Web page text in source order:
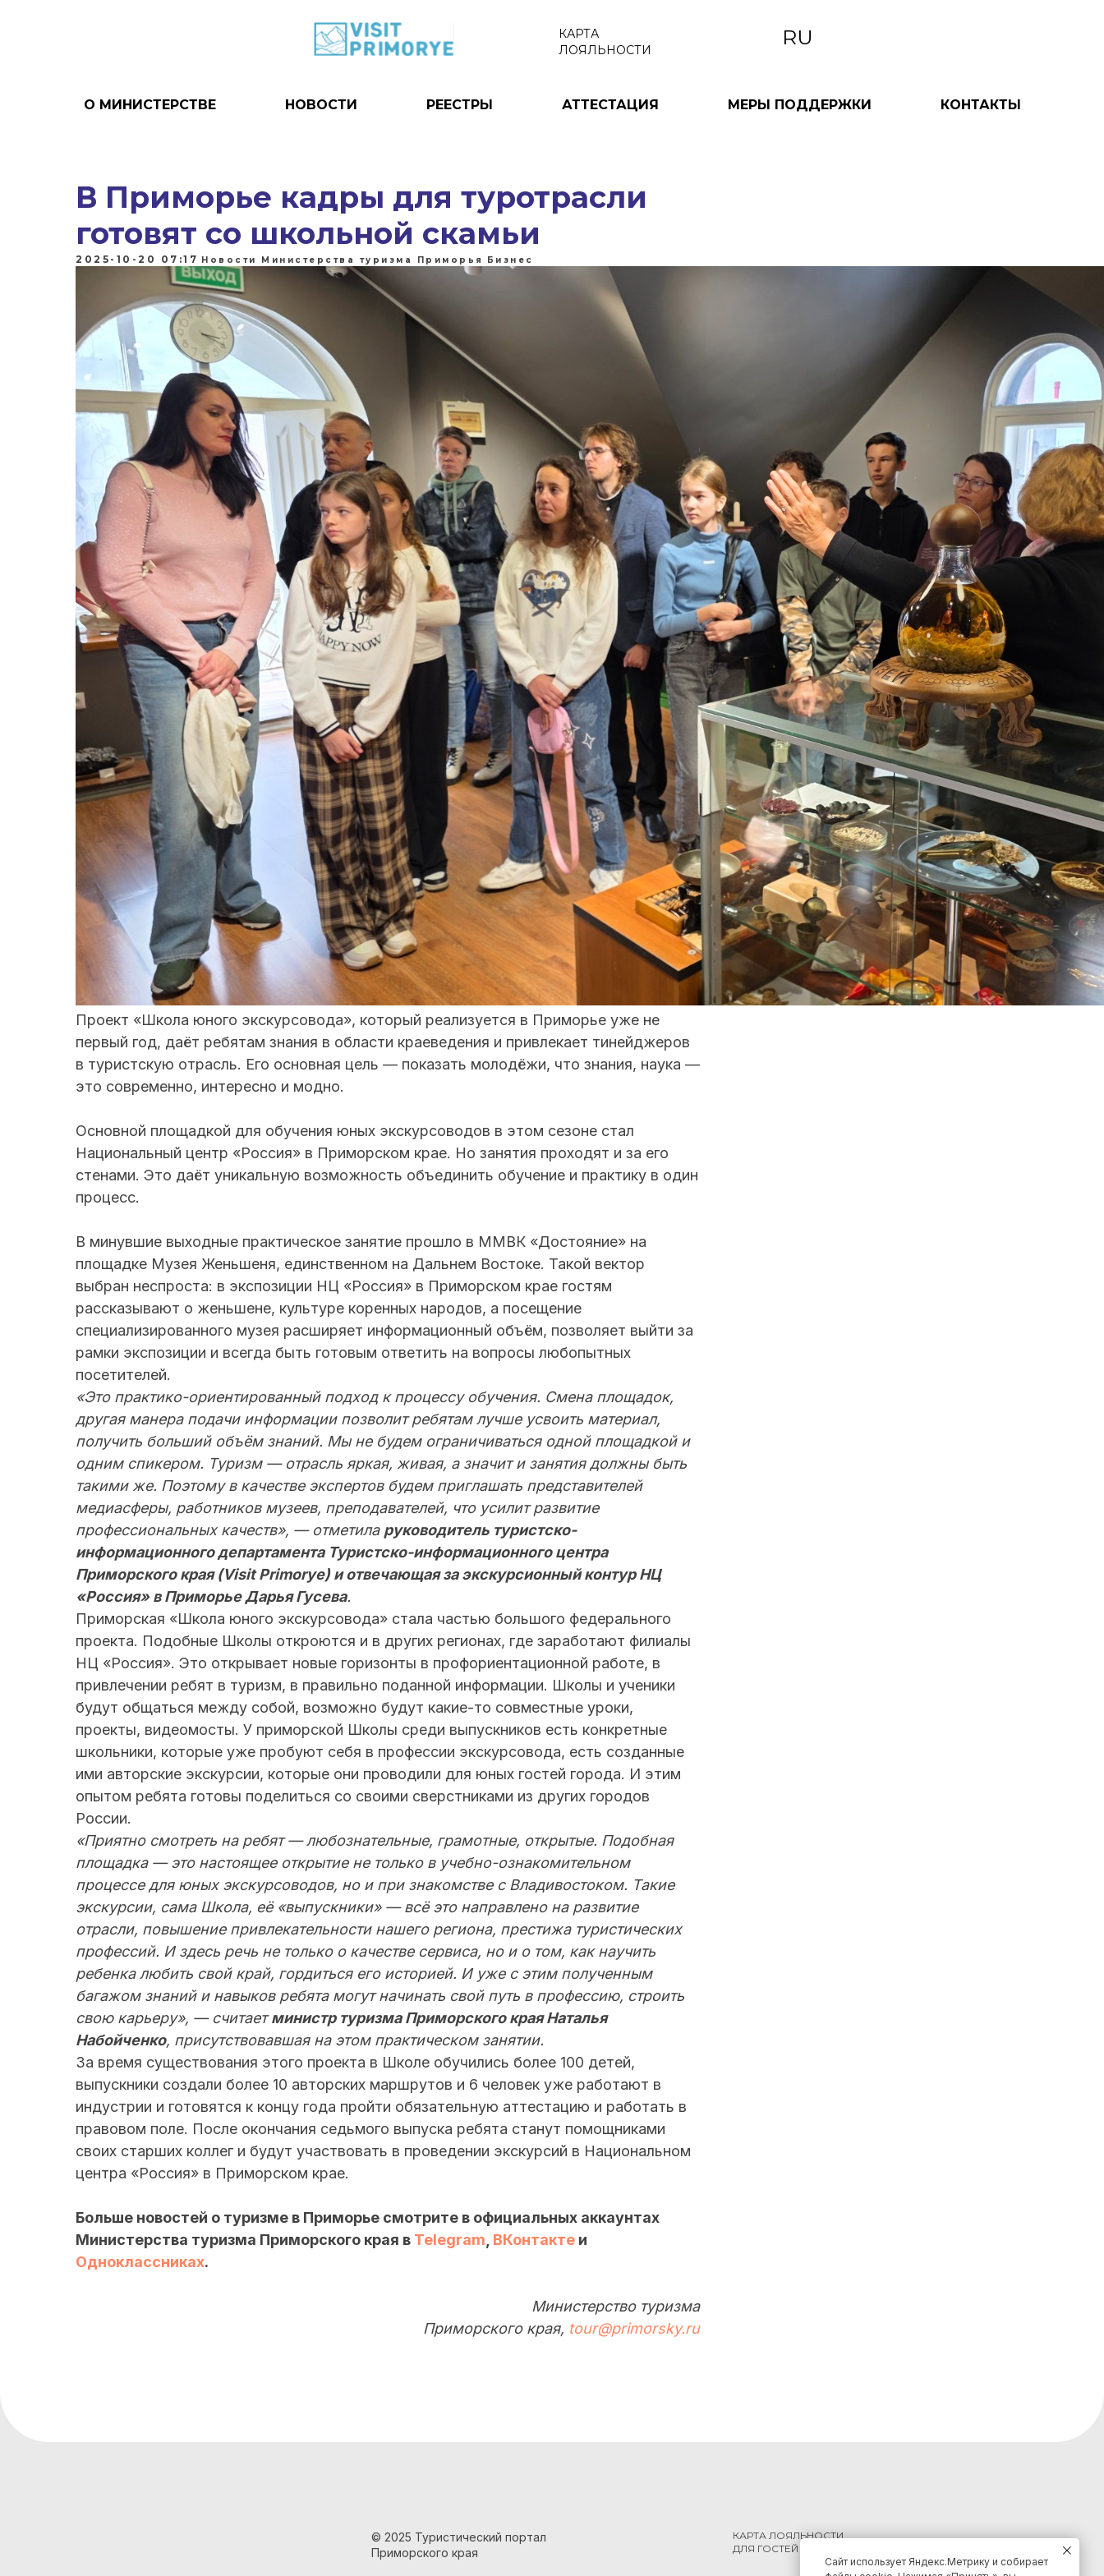
RU
КАРТА
ЛОЯЛЬНОСТИ
О МИНИСТЕРСТВЕ НОВОСТИ РЕЕСТРЫ АТТЕСТАЦИЯ МЕРЫ ПОДДЕРЖКИ КОНТАКТЫ
В Приморье кадры для туротрасли
готовят со школьной скамьи
2025-10-20 07:17 Новости Министерства туризма Приморья Бизнес
Проект «Школа юного экскурсовода», который реализуется в Приморье уже не
первый год, даёт ребятам знания в области краеведения и привлекает тинейджеров
в туристскую отрасль. Его основная цель — показать молодёжи, что знания, наука —
это современно, интересно и модно.
Основной площадкой для обучения юных экскурсоводов в этом сезоне стал
Национальный центр «Россия» в Приморском крае. Но занятия проходят и за его
стенами. Это даёт уникальную возможность объединить обучение и практику в один
процесс.
В минувшие выходные практическое занятие прошло в ММВК «Достояние» на
площадке Музея Женьшеня, единственном на Дальнем Востоке. Такой вектор
выбран неспроста: в экспозиции НЦ «Россия» в Приморском крае гостям
рассказывают о женьшене, культуре коренных народов, а посещение
специализированного музея расширяет информационный объём, позволяет выйти за
рамки экспозиции и всегда быть готовым ответить на вопросы любопытных
посетителей.
«Это практико-ориентированный подход к процессу обучения. Смена площадок,
другая манера подачи информации позволит ребятам лучше усвоить материал,
получить больший объём знаний. Мы не будем ограничиваться одной площадкой и
одним спикером. Туризм — отрасль яркая, живая, а значит и занятия должны быть
такими же. Поэтому в качестве экспертов будем приглашать представителей
медиасферы, работников музеев, преподавателей, что усилит развитие
профессиональных качеств», — отметила руководитель туристско-
информационного департамента Туристско-информационного центра
Приморского края (Visit Primorye) и отвечающая за экскурсионный контур НЦ
«Россия» в Приморье Дарья Гусева.
Приморская «Школа юного экскурсовода» стала частью большого федерального
проекта. Подобные Школы откроются и в других регионах, где заработают филиалы
НЦ «Россия». Это открывает новые горизонты в профориентационной работе, в
привлечении ребят в туризм, в правильно поданной информации. Школы и ученики
будут общаться между собой, возможно будут какие-то совместные уроки,
проекты, видеомосты. У приморской Школы среди выпускников есть конкретные
школьники, которые уже пробуют себя в профессии экскурсовода, есть созданные
ими авторские экскурсии, которые они проводили для юных гостей города. И этим
опытом ребята готовы поделиться со своими сверстниками из других городов
России.
«Приятно смотреть на ребят — любознательные, грамотные, открытые. Подобная
площадка — это настоящее открытие не только в учебно-ознакомительном
процессе для юных экскурсоводов, но и при знакомстве с Владивостоком. Такие
экскурсии, сама Школа, её «выпускники» — всё это направлено на развитие
отрасли, повышение привлекательности нашего региона, престижа туристических
профессий. И здесь речь не только о качестве сервиса, но и о том, как научить
ребенка любить свой край, гордиться его историей. И уже с этим полученным
багажом знаний и навыков ребята могут начинать свой путь в профессию, строить
свою карьеру», — считаетминистр туризма Приморского края Наталья
Набойченко, присутствовавшая на этом практическом занятии.
За время существования этого проекта в Школе обучились более 100 детей,
выпускники создали более 10 авторских маршрутов и 6 человек уже работают в
индустрии и готовятся к концу года пройти обязательную аттестацию и работать в
правовом поле. После окончания седьмого выпуска ребята станут помощниками
своих старших коллег и будут участвовать в проведении экскурсий в Национальном
центра «Россия» в Приморском крае.
Больше новостей о туризме в Приморье смотрите в официальных аккаунтах
Министерства туризма Приморского края в Telegram ВКонтакте и
Одноклассниках.
Министерство туризма
Приморского края, tour@primorsky.ru
© 2025 Туристический портал
Приморского края
КАРТА ЛОЯЛЬНОСТИ
ДЛЯ ГОСТЕЙ КРАЯ
Сайт использует Яндекс.Метрику и собирает